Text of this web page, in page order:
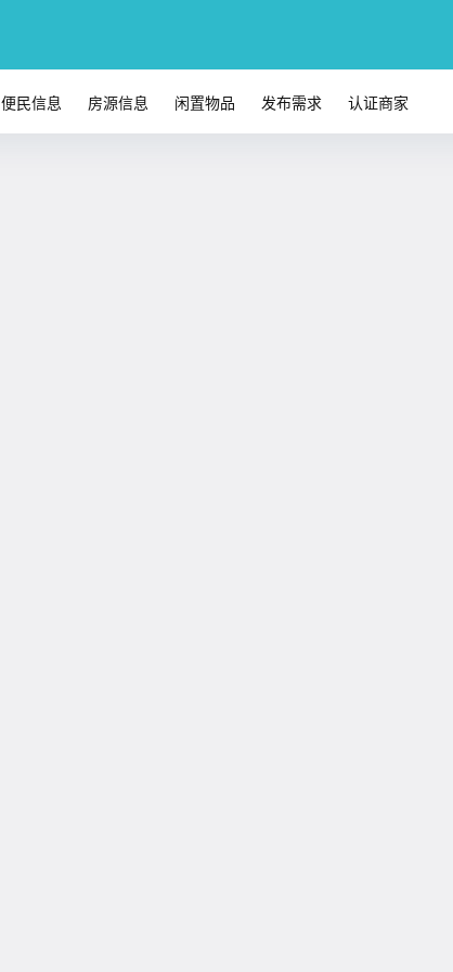
便民信息 房源信息 闲置物品 发布需求 认证商家